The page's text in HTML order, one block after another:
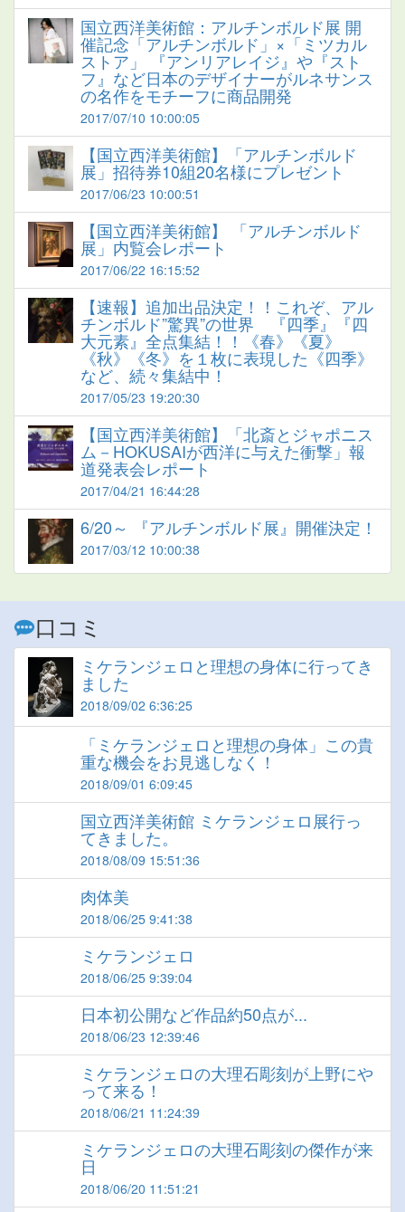
国立西洋美術館：アルチンボルド展 開
催記念「アルチンボルド」×「ミツカル
ストア」 『アンリアレイジ』や『スト
フ』など日本のデザイナーがルネサンス
の名作をモチーフに商品開発
2017/07/10 10:00:05
【国立西洋美術館】「アルチンボルド
展」招待券10組20名様にプレゼント
2017/06/23 10:00:51
【国立西洋美術館】 「アルチンボルド
展」内覧会レポート
2017/06/22 16:15:52
【速報】追加出品決定！！これぞ、アル
チンボルド”驚異”の世界 『四季』『四
大元素』全点集結！！《春》《夏》
《秋》《冬》を１枚に表現した《四季》
など、続々集結中！
2017/05/23 19:20:30
【国立西洋美術館】「北斎とジャポニス
ム－HOKUSAIが西洋に与えた衝撃」報
道発表会レポート
2017/04/21 16:44:28
6/20～ 『アルチンボルド展』開催決定！
2017/03/12 10:00:38
口コミ
ミケランジェロと理想の身体に行ってき
ました
2018/09/02 6:36:25
「ミケランジェロと理想の身体」この貴
重な機会をお見逃しなく！
2018/09/01 6:09:45
国立西洋美術館 ミケランジェロ展行っ
てきました。
2018/08/09 15:51:36
肉体美
2018/06/25 9:41:38
ミケランジェロ
2018/06/25 9:39:04
日本初公開など作品約50点が...
2018/06/23 12:39:46
ミケランジェロの大理石彫刻が上野にや
って来る！
2018/06/21 11:24:39
ミケランジェロの大理石彫刻の傑作が来
日
2018/06/20 11:51:21